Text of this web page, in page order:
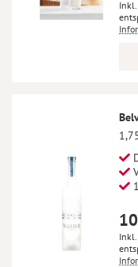
Inkl.
Inkl.